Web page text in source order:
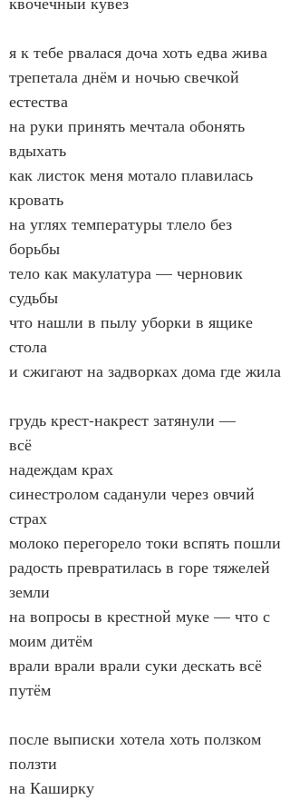
я к тебе рвалася доча хоть едва жива
трепетала днём и ночью свечкой
естества
на руки принять мечтала обонять
вдыхать
как листок меня мотало плавилась
кровать
на углях температуры тлело без
борьбы
тело как макулатура — черновик
судьбы
что нашли в пылу уборки в ящике
стола
и сжигают на задворках дома где жила
грудь крест-накрест затянули —
всё
надеждам крах
синестролом саданули через овчий
страх
молоко перегорело токи вспять пошли
радость превратилась в горе тяжелей
земли
на вопросы в крестной муке — что с
моим дитём
врали врали врали суки дескать всё
путём
после выписки хотела хоть ползком
ползти
на Каширку